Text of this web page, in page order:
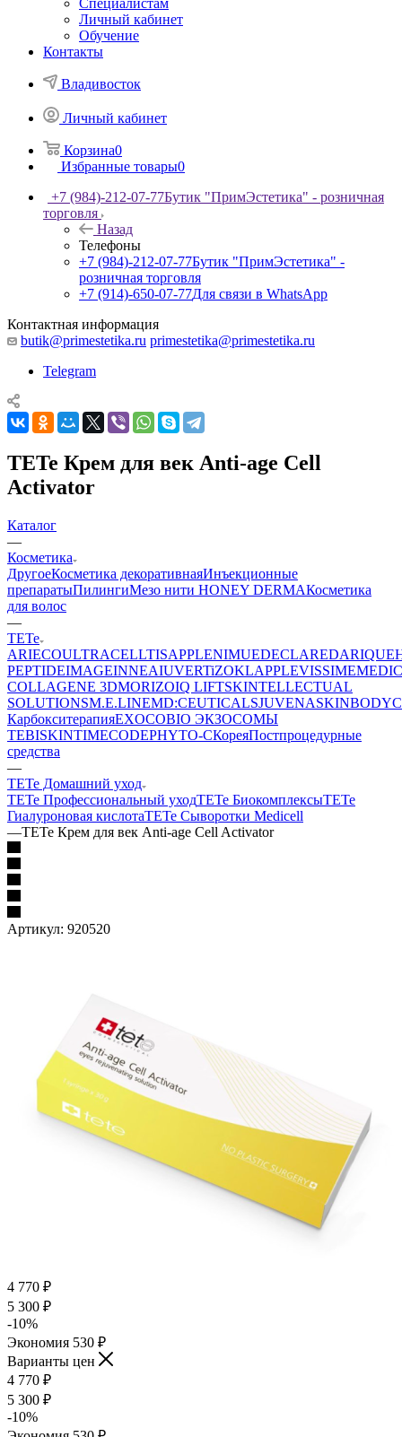
Специалистам
Личный кабинет
Обучение
Контакты
Владивосток
Личный кабинет
Корзина0
Избранные товары0
+7 (984)-212-07-77Бутик "ПримЭстетика" - розничная
торговля
Назад
Телефоны
+7 (984)-212-07-77Бутик "ПримЭстетика" -
розничная торговля
+7 (914)-650-07-77Для связи в WhatsApp
Контактная информация
butik@primestetika.ru primestetika@primestetika.ru
Telegram
TETe Крем для век Anti-age Cell
Activator
Каталог
—
Косметика
ДругоеКосметика декоративнаяИнъекционные
препаратыПилингиМезо нити HONEY DERMAКосметика
для волос
—
TETe
ARIECOULTRACELLTISAPPLENIMUEDECLAREDARIQUE
PEPTIDEIMAGEINNEAIUVERTiZOKLAPPLEVISSIME
COLLAGENE 3DMORIZOIQ LIFTSKINTELLECTUAL
SOLUTIONSM.E.LINEMD:CEUTICALSJUVENASKINBODY
КарбокситерапияEXOCOBIO ЭКЗОСОМЫ
TEBISKINTIMECODEPHYTO-CКореяПостпроцедурные
средства
—
TETe Домашний уход
TETe Профессиональный уходTETe БиокомплексыTETe
Гиалуроновая кислотаTETe Сыворотки Medicell
—TETe Крем для век Anti-age Cell Activator
Артикул: 920520
4 770 ₽
5 300 ₽
-10%
Экономия 530 ₽
Варианты цен
4 770 ₽
5 300 ₽
-10%